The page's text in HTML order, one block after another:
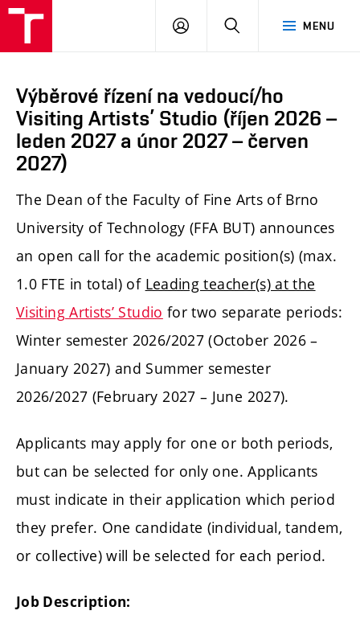
MENU
PŘIHLÁSIT
Výběrové řízení na vedoucí/ho
Visiting Artists’ Studio (říjen 2026 –
leden 2027 a únor 2027 – červen
2027)
The Dean of the Faculty of Fine Arts of Brno
University of Technology (FFA BUT) announces
an open call for the academic position(s) (max.
1.0 FTE in total) of Leading teacher(s) at the
Visiting Artists’ Studio for two separate periods:
Winter semester 2026/2027 (October 2026 –
January 2027) and Summer semester
2026/2027 (February 2027 – June 2027).
Applicants may apply for one or both periods,
but can be selected for only one. Applicants
must indicate in their application which period
they prefer. One candidate (individual, tandem,
or collective) will be selected for each period.
Job Description: